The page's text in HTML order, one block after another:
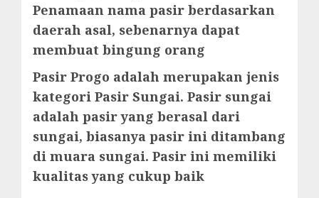
Penamaan nama pasir berdasarkan
daerah asal, sebenarnya dapat
membuat bingung orang
Pasir Progo adalah merupakan jenis
kategori Pasir Sungai. Pasir sungai
adalah pasir yang berasal dari
sungai, biasanya pasir ini ditambang
di muara sungai. Pasir ini memiliki
kualitas yang cukup baik